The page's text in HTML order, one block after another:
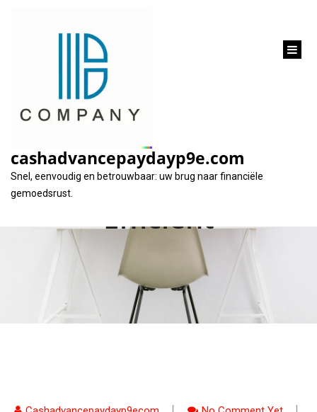
cashadvancepaydayp9e.com
Snel, eenvoudig en betrouwbaar: uw brug naar financiële
gemoedsrust.
Snelle Geldlening
Direct op Rekening –
Eenvoudig en
Efficiënt